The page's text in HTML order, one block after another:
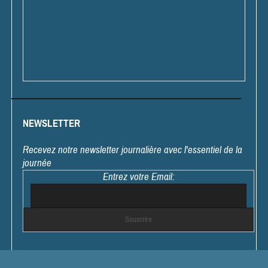
NEWSLETTER
Recevez notre newsletter journalière avec l'essentiel de la
journée
Entrez votre Email: